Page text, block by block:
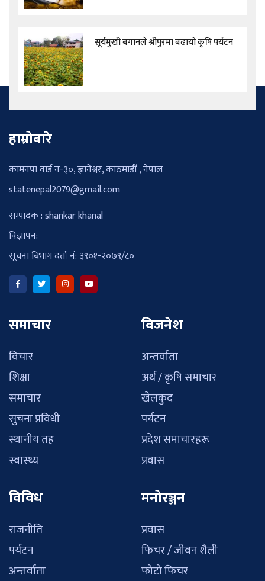
सूर्यमुखी बगानले श्रीपुरमा बढायो कृषि पर्यटन
हाम्रोबारे
कामनपा वार्ड नं-३०, ज्ञानेश्वर, काठमाडौँ , नेपाल
statenepal2079@gmail.com
सम्पादक : shankar khanal
विज्ञापन:
सूचना बिभाग दर्ता नं: ३९०१-२०७९/८०
समाचार
विचार
शिक्षा
समाचार
सुचना प्रविधी
स्थानीय तह
स्वास्थ्य
विजनेश
अन्तर्वाता
अर्थ / कृषि समाचार
खेलकुद
पर्यटन
प्रदेश समाचारहरू
प्रवास
विविध
राजनीति
पर्यटन
अन्तर्वाता
मनोरञ्जन
प्रवास
फिचर / जीवन शैली
फोटो फिचर